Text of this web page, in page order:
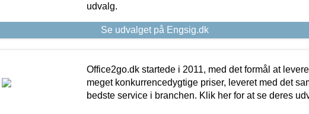
udvalg.
Se udvalget på Engsig.dk
Office2go.dk startede i 2011, med det formål at
meget konkurrencedygtige priser, leveret med det
bedste service i branchen. Klik her for at se deres